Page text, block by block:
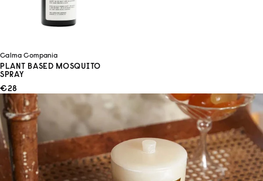
Calma Compania
PLANT BASED MOSQUITO
SPRAY
ANGEBOT
€28